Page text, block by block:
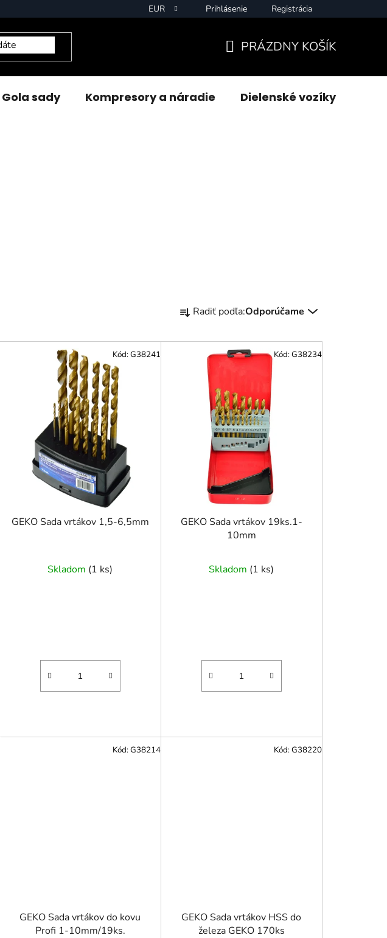
EUR Prihlásenie Registrácia
KOŠÍK
PRÁZDNY KOŠÍK
Gola sady Kompresory a náradie Dielenské vozíky
a
o
Radiť podľa:Odporúčame
GEKO Sada vrtákov 1,5-6,5mm
Skladom (1 ks)
Kód:G38241
GEKO Sada vrtákov 19ks.1-
10mm
Skladom (1 ks)
Kód:G38234
GEKO Sada vrtákov do kovu
Profi 1-10mm/19ks.
Kód:G38214
GEKO Sada vrtákov HSS do
železa GEKO 170ks
Kód:G38220